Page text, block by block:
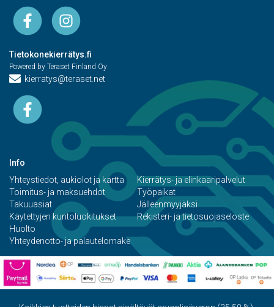
Tietokonekierrätys.fi
Powered by Teraset Finland Oy
kierratys@teraset.net
Info
Yhteystiedot, aukiolot ja kartta
Toimitus- ja maksuehdot
Takuuasiat
Käytettyjen kuntoluokitukset
Huolto
Yhteydenotto- ja palautelomake
Kierrätys- ja elinkaaripalvelut
Työpaikat
Jälleenmyyjäksi
Rekisteri- ja tietosuojaseloste